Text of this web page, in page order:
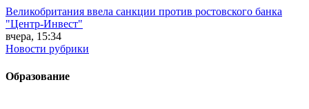
Великобритания ввела санкции против ростовского банка
"Центр-Инвест"
вчера, 15:34
Новости рубрики
Образование